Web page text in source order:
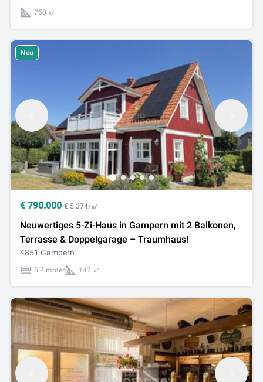
750 ㎡
Neu
€ 790.000 € 5.374/㎡
Neuwertiges 5-Zi-Haus in Gampern mit 2 Balkonen,
Terrasse & Doppelgarage – Traumhaus!
4851 Gampern
5 Zimmer 147 ㎡